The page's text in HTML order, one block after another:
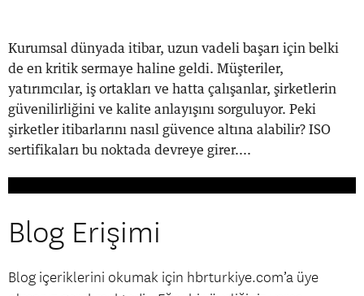
Kurumsal dünyada itibar, uzun vadeli başarı için belki
de en kritik sermaye haline geldi. Müşteriler,
yatırımcılar, iş ortakları ve hatta çalışanlar, şirketlerin
güvenilirliğini ve kalite anlayışını sorguluyor. Peki
şirketler itibarlarını nasıl güvence altına alabilir? ISO
sertifikaları bu noktada devreye girer....
Blog Erişimi
Blog içeriklerini okumak için hbrturkiye.com’a üye